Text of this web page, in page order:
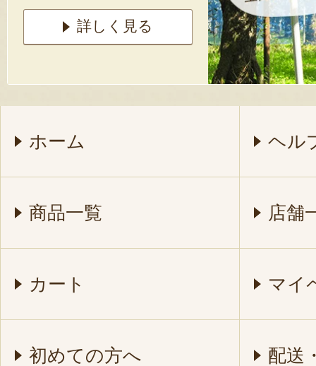
詳しく見る
ホーム ヘル
商品一覧 店舗
カート マイ
初めての方へ 配送